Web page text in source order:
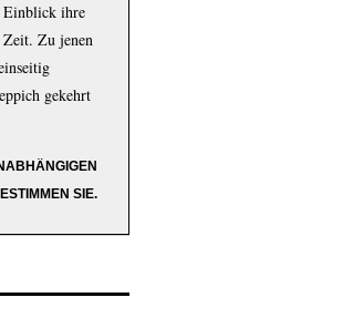
Einblick ihre
Zeit. Zu jenen
gekehrt
SIE.